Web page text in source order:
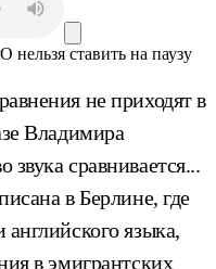
нельзя ставить на паузу
не приходят в
Владимира
сравнивается...
в Берлине, где
языка,
в эмигрантских